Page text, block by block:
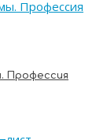
Профессия